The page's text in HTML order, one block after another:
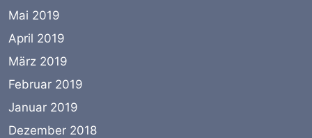
Mai 2019
April 2019
März 2019
Februar 2019
Januar 2019
Dezember 2018